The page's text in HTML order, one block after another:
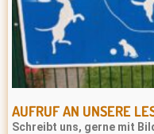
AUFRUF AN UNSERE
Schreibt uns, gerne mit